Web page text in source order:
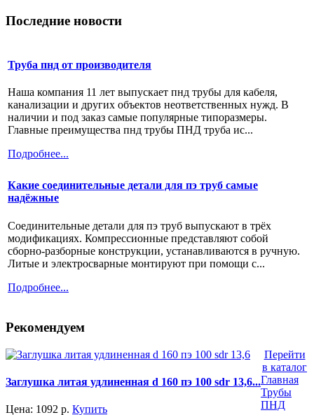
Последние новости
Труба пнд от производителя
Наша компания 11 лет выпускает пнд трубы для кабеля,
канализации и других объектов неответственных нужд. В
наличии и под заказ самые популярные типоразмеры.
Главные преимущества пнд трубы ПНД труба ис...
Подробнее...
Какие соединительные детали для пэ труб самые
надёжные
Соединительные детали для пэ труб выпускают в трёх
модификациях. Компрессионные представляют собой
сборно-разборные конструкции, устанавливаются в ручную.
Литые и электросварные монтируют при помощи с...
Подробнее...
Рекомендуем
Заглушка литая удлиненная d 160 пэ 100 sdr 13,6...
Цена: 1092 р. Купить
Перейти
в каталог
Главная
Трубы
ПНД